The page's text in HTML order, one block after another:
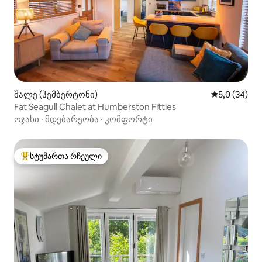
შალე (ჰემბერტონი) საშუალო
5,0 (34)
Fat Seagull Chalet at Humberston Fitties
ოჯახი · მდებარეობა · კომფორტი
სტუმართა რჩეული მოწინავე ვარიანტი
სტუმართა რჩეული